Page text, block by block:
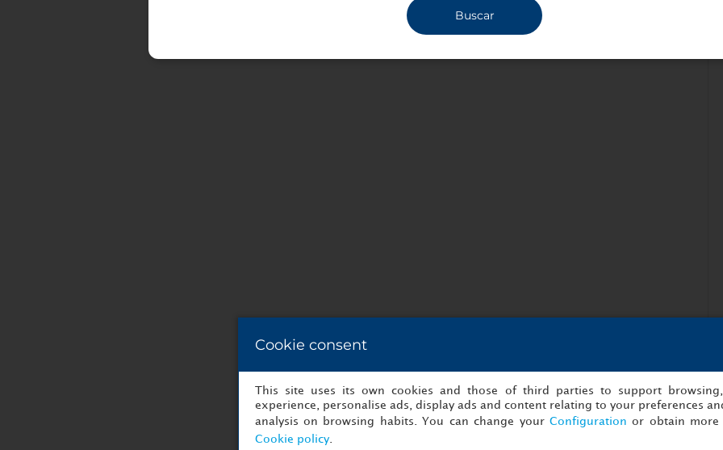
Buscar
Cookie consent
This site uses its own cookies and those of third parties to support
experience, personalise ads, display ads and content relating to your preferences
analysis on browsing habits. You can change your Configuration or obtain
Cookie policy.